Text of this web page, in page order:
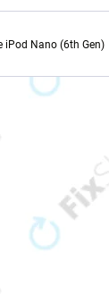
iPod Nano (6th Gen)